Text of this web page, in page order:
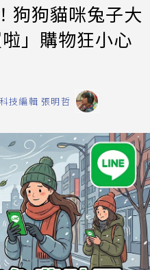
狗狗貓咪兔子大
」購物狂小心
科技編輯 張明哲